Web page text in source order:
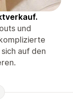
und
auf den